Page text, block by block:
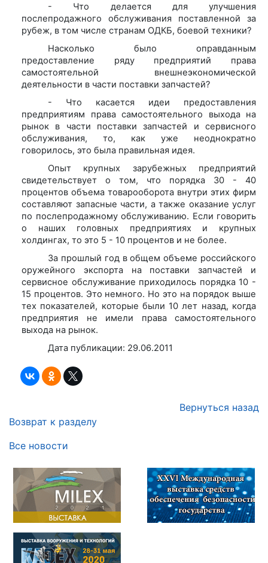
- Что делается для улучшения
послепродажного обслуживания поставленной за
рубеж, в том числе странам ОДКБ, боевой техники?
Насколько было оправданным
предоставление ряду предприятий права
самостоятельной внешнеэкономической
деятельности в части поставки запчастей?
- Что касается идеи предоставления
предприятиям права самостоятельного выхода на
рынок в части поставки запчастей и сервисного
обслуживания, то, как уже неоднократно
говорилось, это была правильная идея.
Опыт крупных зарубежных предприятий
свидетельствует о том, что порядка 30 - 40
процентов объема товарооборота внутри этих фирм
составляют запасные части, а также оказание услуг
по послепродажному обслуживанию. Если говорить
о наших головных предприятиях и крупных
холдингах, то это 5 - 10 процентов и не более.
За прошлый год в общем объеме российского
оружейного экспорта на поставки запчастей и
сервисное обслуживание приходилось порядка 10 -
15 процентов. Это немного. Но это на порядок выше
тех показателей, которые были 10 лет назад, когда
предприятия не имели права самостоятельного
выхода на рынок.
Дата публикации: 29.06.2011
Вернуться назад
Возврат к разделу
Все новости